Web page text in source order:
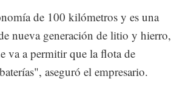
de 100 kilómetros y es una
nueva generación de litio y hierro,
va a permitir que la flota de
aseguró el empresario.